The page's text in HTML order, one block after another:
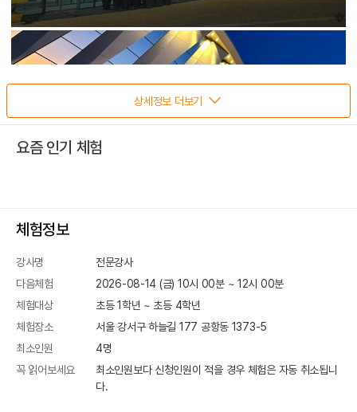
상세정보 더보기
요즘 인기 체험
체험정보
강사명
전문강사
다음체험
2026-08-14 (금) 10시 00분~ 12시 00분
체험대상
초등 1학년 ~ 초등 4학년
체험장소
서울 강서구 하늘길 177 공항동 1373-5
최소인원
4명
꼭 읽어보세요
최소인원보다 신청인원이 적을 경우 체험은 자동 취소됩니
다.